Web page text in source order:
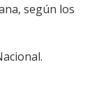
según los